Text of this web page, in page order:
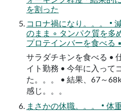
を割った
コロナ禍になり。。。 •
のまま ◦ タンパク質を多
プロテインバーを食べる ▪
サラダチキンを食べる •
イト勤務 • 今年に入って
た。。。 • 結果、67～
感じ。。。
まさかの休職。。。 • 体